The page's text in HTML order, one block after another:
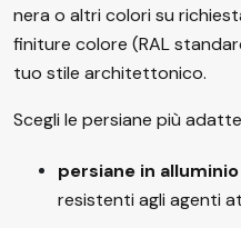
nera o altri colori su
finiture colore (RAL
tuo stile architettonico.
Scegli le persiane più
persiane in alluminio
resistenti agli agenti